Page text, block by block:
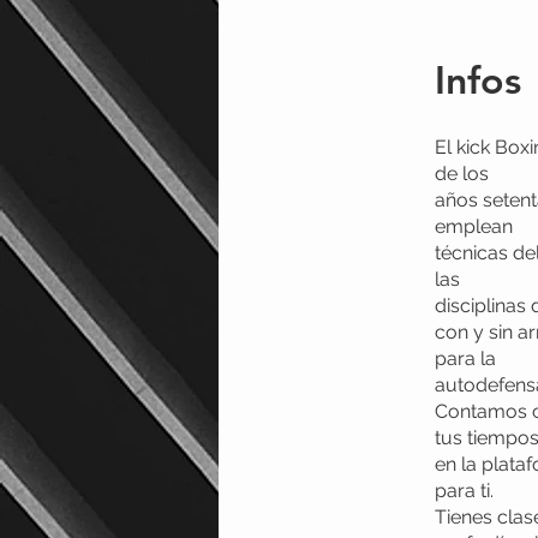
Infos
El kick
de los
años
emplean
técnicas
las
disciplinas
con y sin
para la
Contamos
tus
en la
para ti.
Tienes